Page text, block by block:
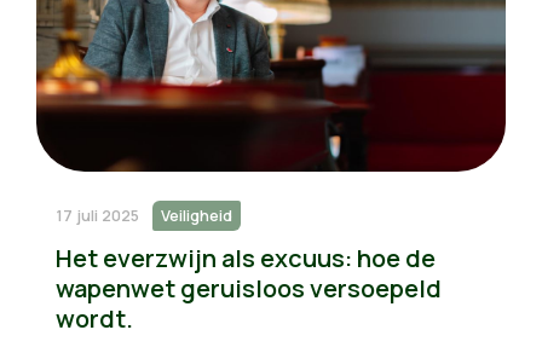
17 juli 2025 Veiligheid
Het everzwijn als excuus: hoe de
wapenwet geruisloos versoepeld
wordt.